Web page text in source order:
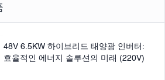
태양광 충전 컨트롤러
48V 6.5KW 하이브리드 태양광 인버터:
효율적인 에너지 솔루션의 미래 (220V)